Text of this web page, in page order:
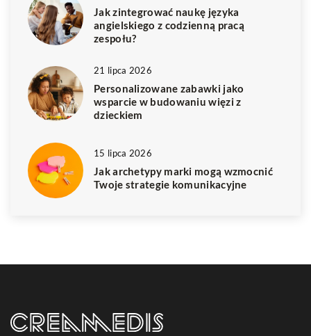
Jak zintegrować naukę języka
angielskiego z codzienną pracą
zespołu?
21 lipca 2026
Personalizowane zabawki jako
wsparcie w budowaniu więzi z
dzieckiem
15 lipca 2026
Jak archetypy marki mogą wzmocnić
Twoje strategie komunikacyjne